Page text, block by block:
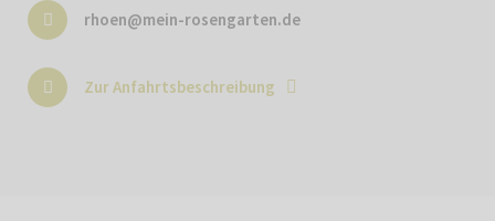
rhoen@mein-rosengarten.de
Zur Anfahrtsbeschreibung